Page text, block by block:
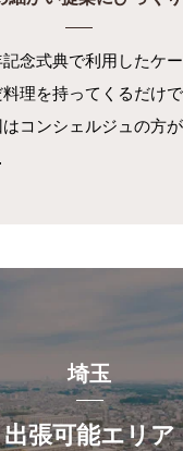
記念式典で利用したケ
理を持ってくるだけ
はコンシェルジュの方
埼玉
出張可能エリア